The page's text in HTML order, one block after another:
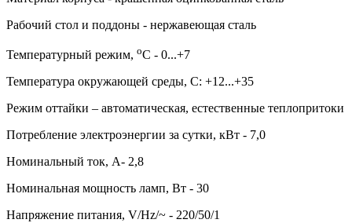
Рабочий стол и поддоны - нержавеющая сталь
Температурный режим, оС - 0...+7
Температура окружающей среды, С: +12...+35
Режим оттайки – автоматическая, естественные теплопритоки
Потребление электроэнергии за сутки, кВт - 7,0
Номинальный ток, А- 2,8
Номинальная мощность ламп, Вт - 30
Напряжение питания, V/Hz/~ - 220/50/1